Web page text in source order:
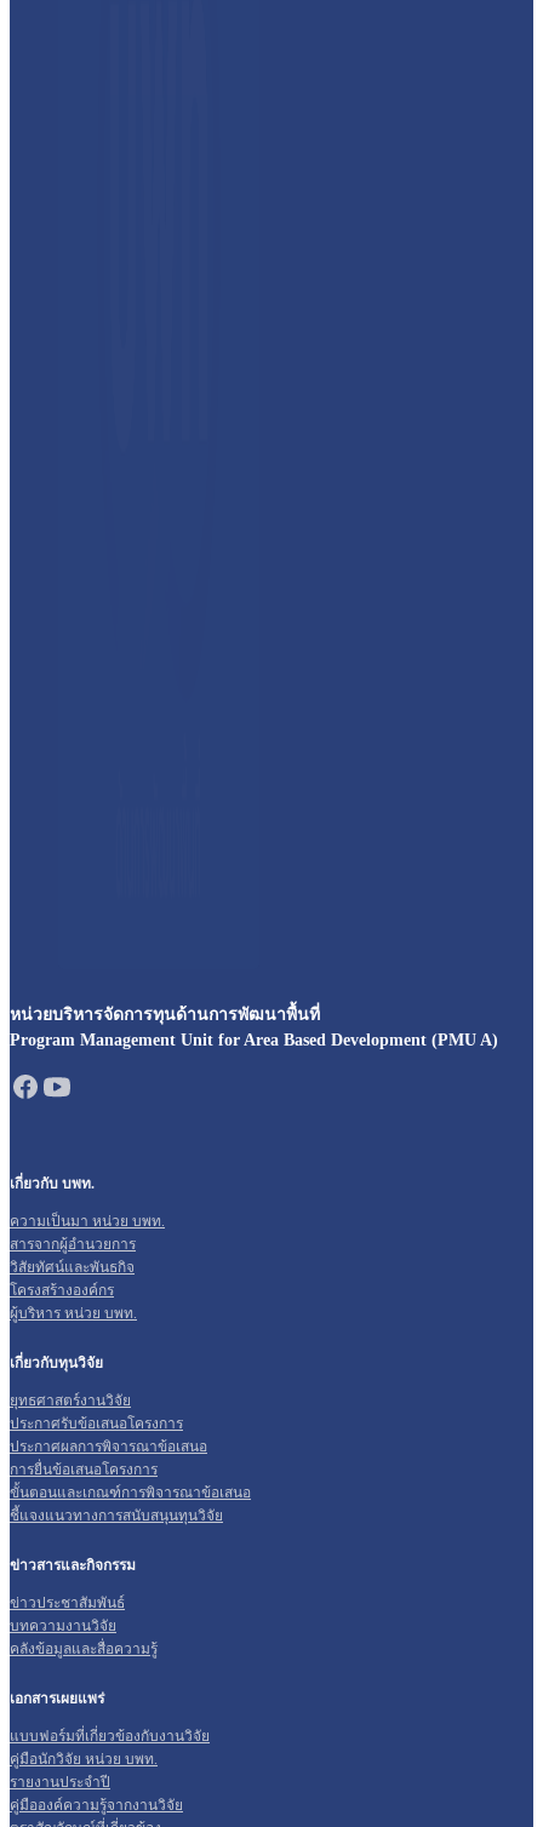
หน่วยบริหารจัดการทุนด้านการพัฒนาพื้นที่
Program Management Unit for Area Based Development (PMU A)
เกี่ยวกับ บพท.
ความเป็นมา หน่วย บพท.
สารจากผู้อำนวยการ
วิสัยทัศน์และพันธกิจ
โครงสร้างองค์กร
ผู้บริหาร หน่วย บพท.
เกี่ยวกับทุนวิจัย
ยุทธศาสตร์งานวิจัย
ประกาศรับข้อเสนอโครงการ
ประกาศผลการพิจารณาข้อเสนอ
การยื่นข้อเสนอโครงการ
ขั้นตอนและเกณฑ์การพิจารณาข้อเสนอ
ชี้แจงแนวทางการสนับสนุนทุนวิจัย
ข่าวสารและกิจกรรม
ข่าวประชาสัมพันธ์
บทความงานวิจัย
คลังข้อมูลและสื่อความรู้
เอกสารเผยแพร่
แบบฟอร์มที่เกี่ยวข้องกับงานวิจัย
คู่มือนักวิจัย หน่วย บพท.
รายงานประจำปี
คู่มือองค์ความรู้จากงานวิจัย